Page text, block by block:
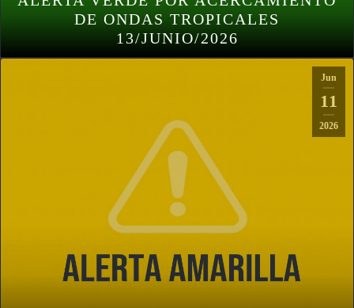
DE ONDAS TROPICALES
13/JUNIO/2026
Jun
11
2026